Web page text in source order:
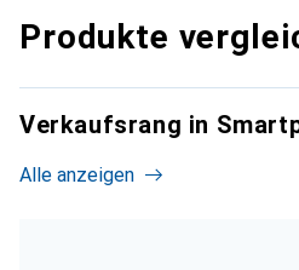
Produkte
Verkaufsrang in
Alle anzeigen